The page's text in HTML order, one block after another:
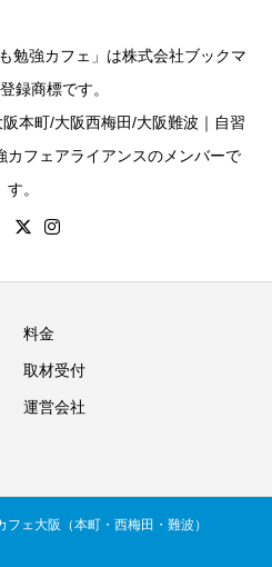
勉強カフェ」は株式会社ブックマ
録商標です。
阪本町/大阪西梅田/大阪難波｜自習
カフェアライアンスのメンバーで
す。
料金
取材受付
運営会社
ェ大阪（本町・西梅田・難波）